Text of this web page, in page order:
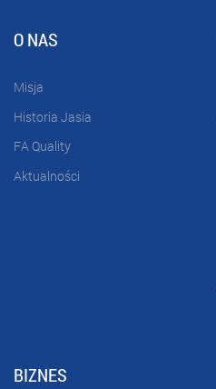
O NAS
Misja
Historia Jasia
FA Quality
Aktualności
BIZNES